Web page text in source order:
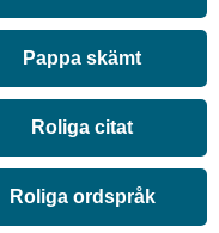
Pappa skämt
Roliga citat
Roliga ordspråk